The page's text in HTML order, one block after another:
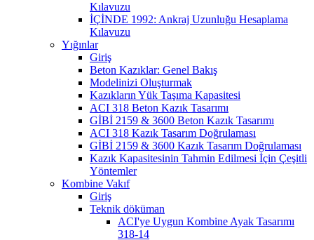
Kılavuzu
İÇİNDE 1992: Ankraj Uzunluğu Hesaplama
Kılavuzu
Yığınlar
Giriş
Beton Kazıklar: Genel Bakış
Modelinizi Oluşturmak
Kazıkların Yük Taşıma Kapasitesi
ACI 318 Beton Kazık Tasarımı
GİBİ 2159 & 3600 Beton Kazık Tasarımı
ACI 318 Kazık Tasarım Doğrulaması
GİBİ 2159 & 3600 Kazık Tasarım Doğrulaması
Kazık Kapasitesinin Tahmin Edilmesi İçin Çeşitli
Yöntemler
Kombine Vakıf
Giriş
Teknik döküman
ACI'ye Uygun Kombine Ayak Tasarımı
318-14